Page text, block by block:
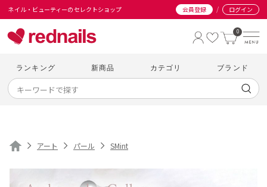
ネイル・ビューティーのセレクトショップ 会員登録 / ログイン
0
ランキング 新商品 カテゴリ ブランド
アート パール SMint